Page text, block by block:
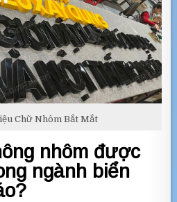
Chữ Nhôm Bắt Mắt
nhôm được
ngành biển